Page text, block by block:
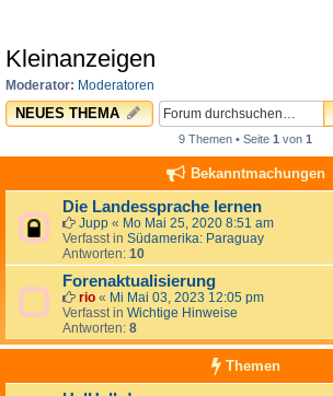
Kleinanzeigen
Moderator: Moderatoren
NEUES THEMA
9 Themen • Seite 1 von 1
Bekanntmachungen
Die Landessprache lernen
Jupp « Mo Mai 25, 2020 8:51 am
Verfasst in Südamerika: Paraguay
Antworten: 10
Forenaktualisierung
rio « Mi Mai 03, 2023 12:05 pm
Verfasst in Wichtige Hinweise
Antworten: 8
Themen